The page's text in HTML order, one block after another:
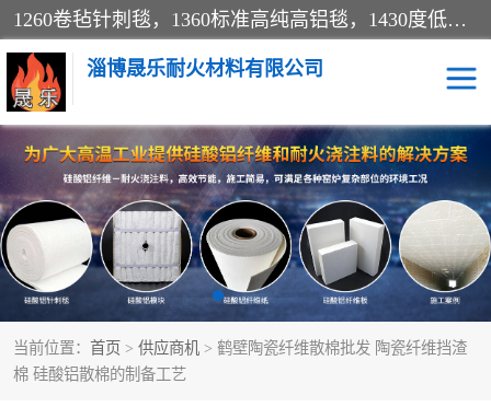
1260卷毡针刺毯，1360标准高纯高铝毯，1430度低锆锆铝含锆毯，普通挡渣棉卷毡，防火纸、挡火板、隔热垫片模块、棉块、折叠块、散棉高温固化剂价格规格密度多少钱图片视频立方平米参数指标
淄博晟乐耐火材料有限公司
当前位置： 首页 > 供应商机 > 鹤壁陶瓷纤维散棉批发 陶瓷纤维挡渣
棉 硅酸铝散棉的制备工艺
硅酸铝挡渣棉 硅酸铝纤维纸
硅酸铝挡火板 高铝毯
含锆毯 硅酸铝折叠块
硅酸铝散棉 硅酸铝纤维毯